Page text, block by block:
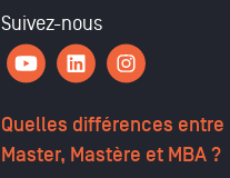
Suivez-nous
Quelles différences entre
Master, Mastère et MBA ?